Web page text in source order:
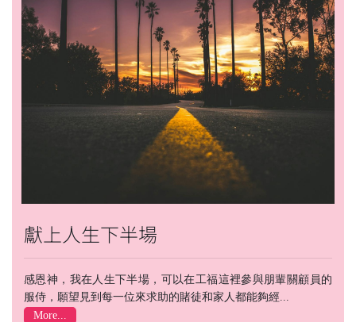
獻上人生下半場
感恩神，我在人生下半場，可以在工福這裡參與朋輩關顧員的
服侍，願望見到每一位來求助的賭徒和家人都能夠經...
More...